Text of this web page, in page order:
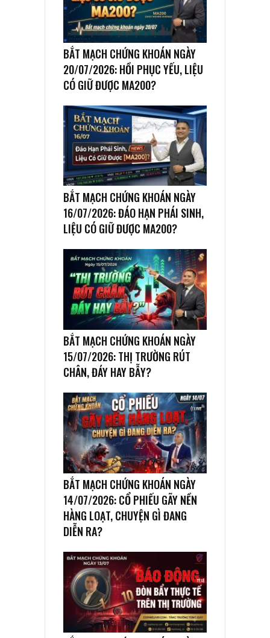
BẮT MẠCH CHỨNG KHOÁN NGÀY
20/07/2026: HỒI PHỤC YẾU, LIỆU
CÓ GIỮ ĐƯỢC MA200?
BẮT MẠCH CHỨNG KHOÁN NGÀY
16/07/2026: ĐÁO HẠN PHÁI SINH,
LIỆU CÓ GIỮ ĐƯỢC MA200?
BẮT MẠCH CHỨNG KHOÁN NGÀY
15/07/2026: THỊ TRƯỜNG RÚT
CHÂN, ĐÁY HAY BẪY?
BẮT MẠCH CHỨNG KHOÁN NGÀY
14/07/2026: CỔ PHIẾU GÃY NỀN
HÀNG LOẠT, CHUYỆN GÌ ĐANG
DIỄN RA?